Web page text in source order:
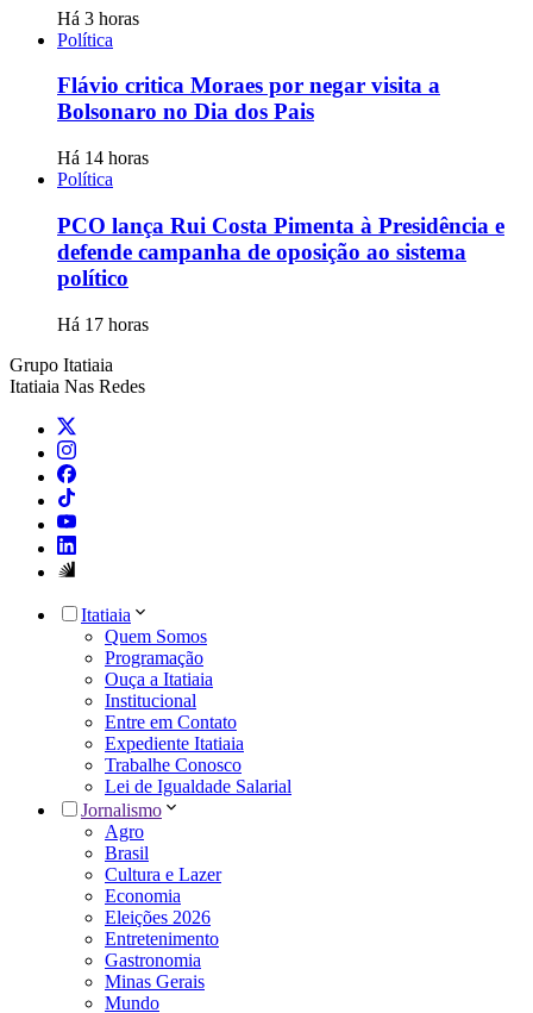
Há 3 horas
Política
Flávio critica Moraes por negar visita a
Bolsonaro no Dia dos Pais
Há 14 horas
Política
PCO lança Rui Costa Pimenta à Presidência e
defende campanha de oposição ao sistema
político
Há 17 horas
Grupo Itatiaia
Itatiaia Nas Redes
Itatiaia
Quem Somos
Programação
Ouça a Itatiaia
Institucional
Entre em Contato
Expediente Itatiaia
Trabalhe Conosco
Lei de Igualdade Salarial
Jornalismo
Agro
Brasil
Cultura e Lazer
Economia
Eleições 2026
Entretenimento
Gastronomia
Minas Gerais
Mundo